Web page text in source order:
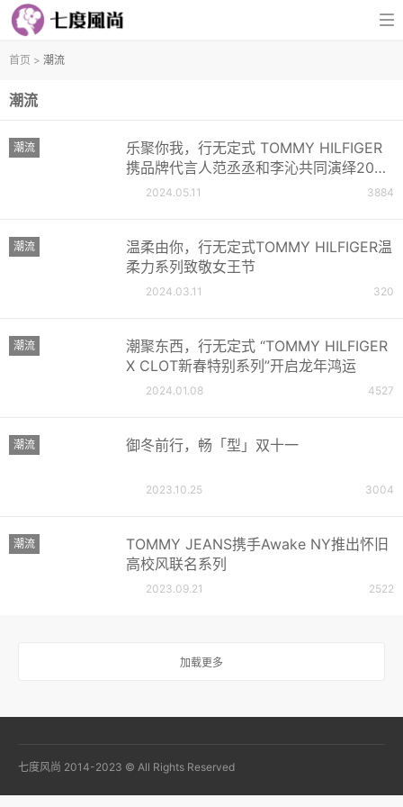
首页 > 潮流
潮流
潮流
乐聚你我，行无定式 TOMMY HILFIGER
携品牌代言人范丞丞和李沁共同演绎2024
春夏广告大片
2024.05.11 3884
潮流
温柔由你，行无定式TOMMY HILFIGER温
柔力系列致敬女王节
2024.03.11 320
潮流
潮聚东西，行无定式 “TOMMY HILFIGER
X CLOT新春特别系列”开启龙年鸿运
2024.01.08 4527
潮流 御冬前行，畅「型」双十一
2023.10.25 3004
潮流
TOMMY JEANS携手Awake NY推出怀旧
高校风联名系列
2023.09.21 2522
加载更多
七度风尚 2014-2023 © All Rights Reserved